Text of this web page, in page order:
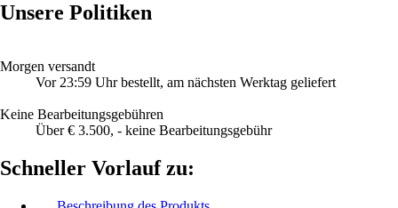
Unsere Politiken
Morgen versandt
Vor 23:59 Uhr bestellt, am nächsten Werktag geliefert
Keine Bearbeitungsgebühren
Über € 3.500, - keine Bearbeitungsgebühr
Schneller Vorlauf zu: